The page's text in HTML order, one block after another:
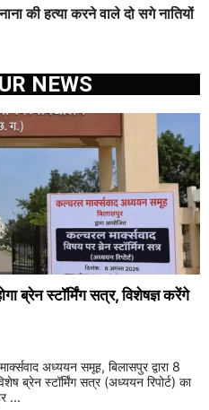
की हत्या करने वाले दो सगे नातियों
NEWS
ब्रेन स्टॉर्मिंग सत्र, विशेषज्ञ करेंगे
अध्ययन समूह, बिलासपुर द्वारा 8
ब्रेन स्टॉर्मिंग सत्र (अध्ययन रिपोर्ट) का
...